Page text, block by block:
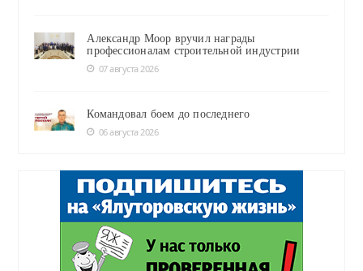
Александр Моор вручил награды
профессионалам строительной индустрии
07 августа 2026
Командовал боем до последнего
06 августа 2026